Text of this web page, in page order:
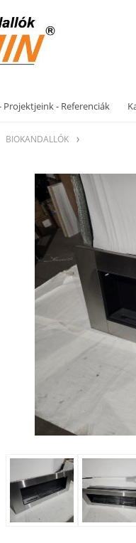
- Referenciák
BIOKANDALLÓK